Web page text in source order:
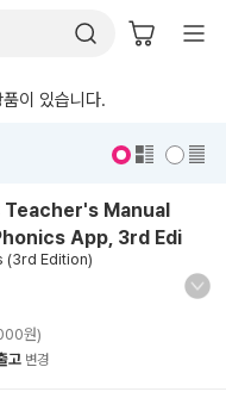
이 있습니다.
Manual
App, 3rd Edi
(3rd Edition)
원)
고 변경